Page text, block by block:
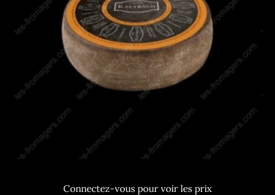
Connectez-vous pour voir les prix